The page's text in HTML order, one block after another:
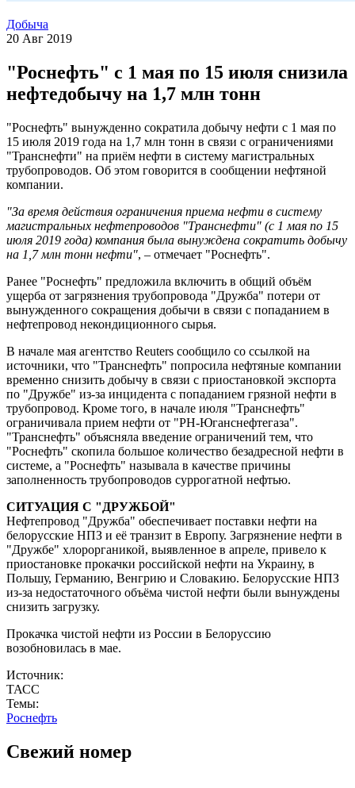
Добыча
20 Авг 2019
"Роснефть" с 1 мая по 15 июля снизила
нефтедобычу на 1,7 млн тонн
"Роснефть" вынужденно сократила добычу нефти с 1 мая по
15 июля 2019 года на 1,7 млн тонн в связи с ограничениями
"Транснефти" на приём нефти в систему магистральных
трубопроводов. Об этом говорится в сообщении нефтяной
компании.
"За время действия ограничения приема нефти в систему
магистральных нефтепроводов "Транснефти" (с 1 мая по 15
июля 2019 года) компания была вынуждена сократить добычу
на 1,7 млн тонн нефти", – отмечает "Роснефть".
Ранее "Роснефть" предложила включить в общий объём
ущерба от загрязнения трубопровода "Дружба" потери от
вынужденного сокращения добычи в связи с попаданием в
нефтепровод некондиционного сырья.
В начале мая агентство Reuters сообщило со ссылкой на
источники, что "Транснефть" попросила нефтяные компании
временно снизить добычу в связи с приостановкой экспорта
по "Дружбе" из-за инцидента с попаданием грязной нефти в
трубопровод. Кроме того, в начале июля "Транснефть"
ограничивала прием нефти от "РН-Юганснефтегаза".
"Транснефть" объясняла введение ограничений тем, что
"Роснефть" скопила большое количество безадресной нефти в
системе, а "Роснефть" называла в качестве причины
заполненность трубопроводов суррогатной нефтью.
СИТУАЦИЯ С "ДРУЖБОЙ"
Нефтепровод "Дружба" обеспечивает поставки нефти на
белорусские НПЗ и её транзит в Европу. Загрязнение нефти в
"Дружбе" хлорорганикой, выявленное в апреле, привело к
приостановке прокачки российской нефти на Украину, в
Польшу, Германию, Венгрию и Словакию. Белорусские НПЗ
из-за недостаточного объёма чистой нефти были вынуждены
снизить загрузку.
Прокачка чистой нефти из России в Белоруссию
возобновилась в мае.
Источник:
ТАСС
Темы:
Роснефть
Свежий номер